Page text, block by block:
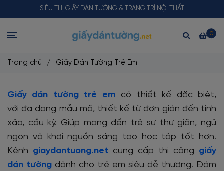
SIÊU THỊ GIẤY DÁN TƯỜNG & TRANG TRÍ NỘI THẤT
0
Trang chủ / Giấy Dán Tường Trẻ Em
Giấy dán tường trẻ em có thiết kế đặc biệt,
với đa dạng mẫu mã, thiết kế từ đơn giản đến tinh
xảo, cầu kỳ. Giúp mang đến trẻ sự thư giãn, ngủ
ngon và khơi nguồn sáng tạo học tập tốt hơn.
Kênh giaydantuong.net cung cấp thi công giấy
dán tường dành cho trẻ em siêu dễ thương. Đảm